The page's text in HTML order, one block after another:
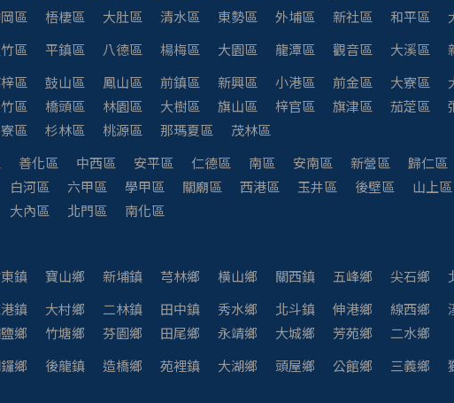
區 梧棲區 大肚區 清水區 東勢區 外埔區 新社區 和平區
區 平鎮區 八德區 楊梅區 大園區 龍潭區 觀音區 大溪區
區 鼓山區 鳳山區 前鎮區 新興區 小港區 前金區 大寮區
區 橋頭區 林園區 大樹區 旗山區 梓官區 旗津區 茄萣區
區 杉林區 桃源區 那瑪夏區
茂林區
善化區 中西區 安平區 仁德區 南區 安南區 新營區 歸仁區
白河區 六甲區 學甲區 關廟區 西港區 玉井區 後壁區 山上區
大內區 北門區
南化區
鎮 寶山鄉 新埔鎮 芎林鄉 橫山鄉 關西鎮 五峰鄉 尖石鄉
鎮 大村鄉 二林鎮 田中鎮 秀水鄉 北斗鎮 伸港鄉 線西鄉
鄉 竹塘鄉 芬園鄉 田尾鄉 永靖鄉 大城鄉 芳苑鄉
二水鄉
鄉 後龍鎮 造橋鄉 苑裡鎮 大湖鄉 頭屋鄉 公館鄉 三義鄉